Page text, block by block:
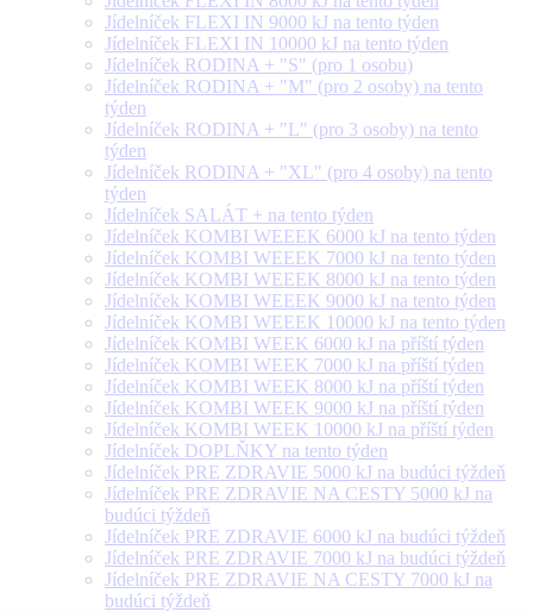
Jídelníček FLEXI IN 9000 kJ na tento týden
Jídelníček FLEXI IN 10000 kJ na tento týden
Jídelníček RODINA + "S" (pro 1 osobu)
Jídelníček RODINA + "M" (pro 2 osoby) na tento
týden
Jídelníček RODINA + "L" (pro 3 osoby) na tento
týden
Jídelníček RODINA + "XL" (pro 4 osoby) na tento
týden
Jídelníček SALÁT + na tento týden
Jídelníček KOMBI WEEEK 6000 kJ na tento týden
Jídelníček KOMBI WEEEK 7000 kJ na tento týden
Jídelníček KOMBI WEEEK 8000 kJ na tento týden
Jídelníček KOMBI WEEEK 9000 kJ na tento týden
Jídelníček KOMBI WEEEK 10000 kJ na tento týden
Jídelníček KOMBI WEEK 6000 kJ na příští týden
Jídelníček KOMBI WEEK 7000 kJ na příští týden
Jídelníček KOMBI WEEK 8000 kJ na příští týden
Jídelníček KOMBI WEEK 9000 kJ na příští týden
Jídelníček KOMBI WEEK 10000 kJ na příští týden
Jídelníček DOPLŇKY na tento týden
Jídelníček PRE ZDRAVIE 5000 kJ na budúci týždeň
Jídelníček PRE ZDRAVIE NA CESTY 5000 kJ na
budúci týždeň
Jídelníček PRE ZDRAVIE 6000 kJ na budúci týždeň
Jídelníček PRE ZDRAVIE 7000 kJ na budúci týždeň
Jídelníček PRE ZDRAVIE NA CESTY 7000 kJ na
budúci týždeň